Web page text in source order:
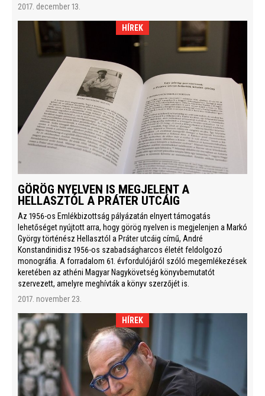
2017. december 13.
HÍREK
GÖRÖG NYELVEN IS MEGJELENT A
HELLASZTÓL A PRÁTER UTCÁIG
Az 1956-os Emlékbizottság pályázatán elnyert támogatás
lehetőséget nyújtott arra, hogy görög nyelven is megjelenjen a Markó
György történész Hellasztól a Práter utcáig című, André
Konstandinidisz 1956-os szabadságharcos életét feldolgozó
monográfia. A forradalom 61. évfordulójáról szóló megemlékezések
keretében az athéni Magyar Nagykövetség könyvbemutatót
szervezett, amelyre meghívták a könyv szerzőjét is.
2017. november 23.
HÍREK